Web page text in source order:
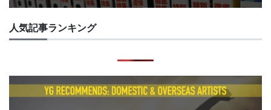
人気記事ランキング